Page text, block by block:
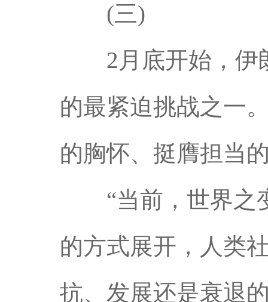
(三)
2月底开始，伊
的最紧迫挑战之一
的胸怀、挺膺担当
“当前，世界之
的方式展开，人类
抗、发展还是衰退